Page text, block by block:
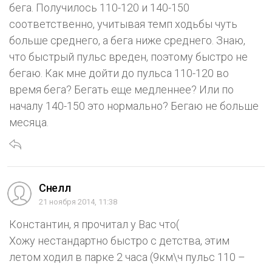
бега. Получилось 110-120 и 140-150
соответственно, учитывая темп ходьбы чуть
больше среднего, а бега ниже среднего. Знаю,
что быстрый пульс вреден, поэтому быстро не
бегаю. Как мне дойти до пульса 110-120 во
время бега? Бегать еще медленнее? Или по
началу 140-150 это нормально? Бегаю не больше
месяца.
Снелл
21 ноября 2014, 11:38
Константин, я прочитал у Вас что(
Хожу нестандартно быстро с детства, этим
летом ходил в парке 2 часа (9км\ч пульс 110 –